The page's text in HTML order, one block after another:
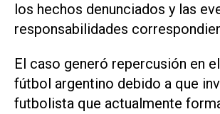
los hechos denunciados y las
responsabilidades
El caso generó repercusión en
fútbol argentino debido a que
futbolista que actualmente